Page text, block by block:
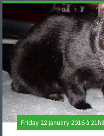
Friday 22 january 2016 à